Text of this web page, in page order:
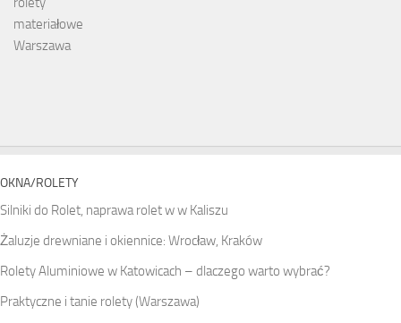
OKNA/ROLETY
Silniki do Rolet, naprawa rolet w w Kaliszu
Żaluzje drewniane i okiennice: Wrocław, Kraków
Rolety Aluminiowe w Katowicach – dlaczego warto wybrać?
Praktyczne i tanie rolety (Warszawa)